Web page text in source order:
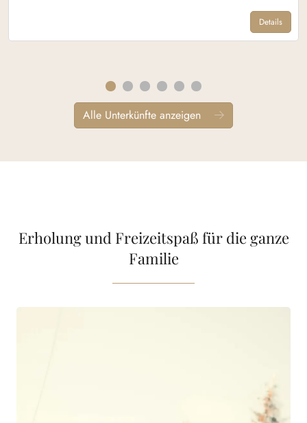
Details
Alle Unterkünfte anzeigen
Erholung und Freizeitspaß für die ganze
Familie